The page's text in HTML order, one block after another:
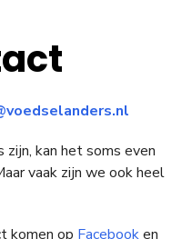
kan het soms even
vaak zijn we ook heel
komen op Facebooken